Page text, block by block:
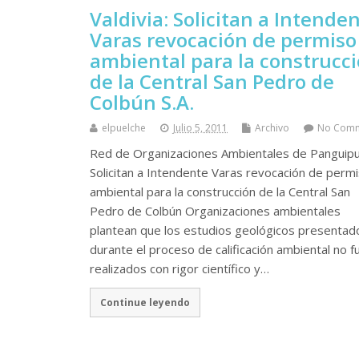
Valdivia: Solicitan a
Varas revocación de permiso
ambiental para la
de la Central San Pedro de
Colbún S.A.
elpuelche Julio 5, 2011 Archivo No
Red de Organizaciones Ambientales de
Solicitan a Intendente Varas revocación de
ambiental para la construcción de la Central San
Pedro de Colbún Organizaciones ambientales
plantean que los estudios geológicos
durante el proceso de calificación ambiental no
realizados con rigor científico y…
Continue leyendo